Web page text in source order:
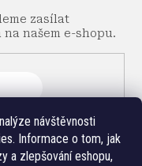
návštěvnosti
Informace o tom, jak
a zlepšování eshopu,
zasílat
našem e-shopu.